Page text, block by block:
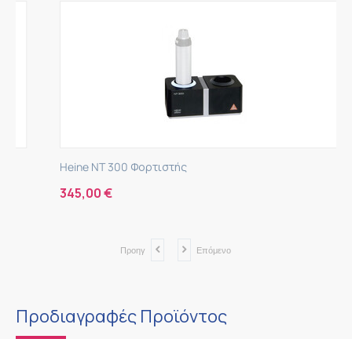
Heine NT 300 Φορτιστής
345,00€
Προηγ Επόμενο
Προδιαγραφές Προϊόντος